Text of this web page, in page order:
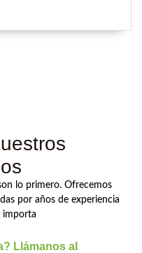
lo primero. Ofrecemos
por años de experiencia
importa
Llámanos al